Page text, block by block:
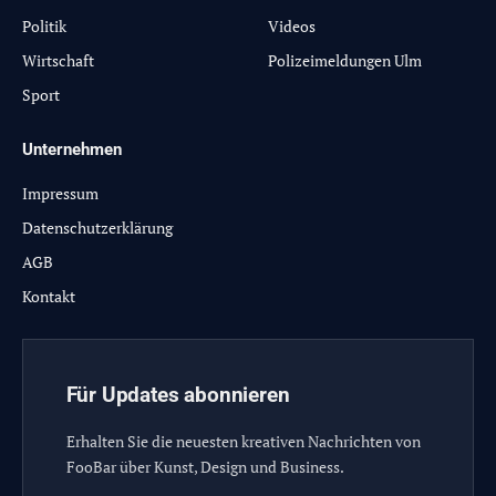
Politik
Wirtschaft
Sport
Videos
Polizeimeldungen Ulm
Unternehmen
Impressum
Datenschutzerklärung
AGB
Kontakt
Für Updates abonnieren
Erhalten Sie die neuesten kreativen Nachrichten von
FooBar über Kunst, Design und Business.